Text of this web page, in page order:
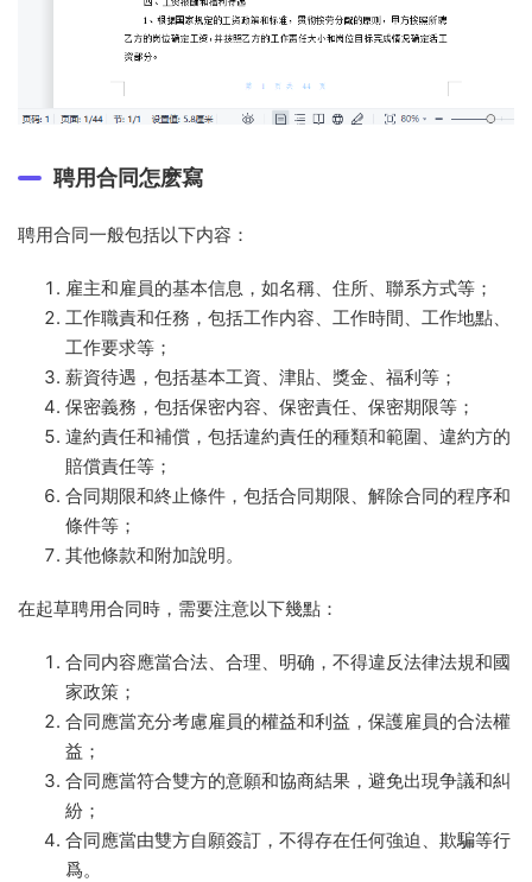
聘用合同怎麽寫
聘用合同一般包括以下内容：
雇主和雇員的基本信息，如名稱、住所、聯系方式等；
工作職責和任務，包括工作内容、工作時間、工作地點、
工作要求等；
薪資待遇，包括基本工資、津貼、獎金、福利等；
保密義務，包括保密内容、保密責任、保密期限等；
違約責任和補償，包括違約責任的種類和範圍、違約方的
賠償責任等；
合同期限和終止條件，包括合同期限、解除合同的程序和
條件等；
其他條款和附加說明。
在起草聘用合同時，需要注意以下幾點：
合同内容應當合法、合理、明确，不得違反法律法規和國
家政策；
合同應當充分考慮雇員的權益和利益，保護雇員的合法權
益；
合同應當符合雙方的意願和協商結果，避免出現争議和糾
紛；
合同應當由雙方自願簽訂，不得存在任何強迫、欺騙等行
爲。